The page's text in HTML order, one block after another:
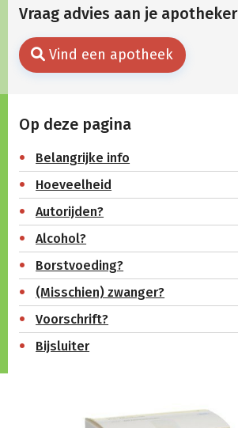
Vraag advies aan je apotheker
Vind een apotheek
Op deze pagina
Belangrijke info
Hoeveelheid
Autorijden?
Alcohol?
Borstvoeding?
(Misschien) zwanger?
Voorschrift?
Bijsluiter